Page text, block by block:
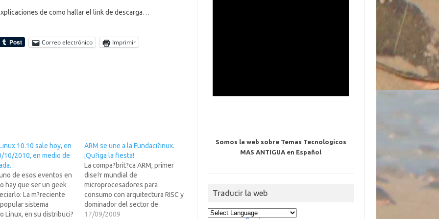
de como hallar el link de descarga…
Correo electrónico Imprimir
10.10 sale hoy, en
10/2010, en medio de
de esos eventos en
hay que ser un geek
La m?reciente
sistema
Linux, en su distribuci?
ARM se une a la Fundaci?inux.
¡Qu?iga la fiesta!
La compa?brit?ca ARM, primer
dise?r mundial de
microprocesadores para
consumo con arquitectura RISC y
dominador del sector de
embebidos, MIDs y
17/09/2009
Somos la web sobre Temas Tecnologicos
MAS ANTIGUA en Español
Traducir la web